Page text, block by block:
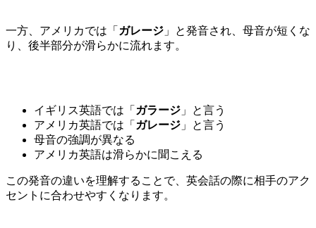
一方、アメリカでは「 ガレージ 」と発音され、母音が短くな
り、後半部分が滑らかに流れます。
イギリス英語では「 ガラージ 」と言う
アメリカ英語では「 ガレージ 」と言う
母音の強調が異なる
アメリカ英語は滑らかに聞こえる
この発音の違いを理解することで、英会話の際に相手のアク
セントに合わせやすくなります。